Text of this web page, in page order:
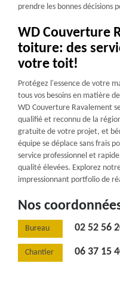
prendre les bonnes décisions
WD Couverture
toiture: des
votre toit!
Protégez l'essence de votre
tous vos besoins en matière
WD Couverture Ravalement
qualifié et reconnu de la
gratuite de votre projet, et
équipe se déplace sans frais
service professionnel et
qualité élevées. Explorez
impressionnant portfolio de
Nos
Bureau 02 52 56
Chantier 06 37 15